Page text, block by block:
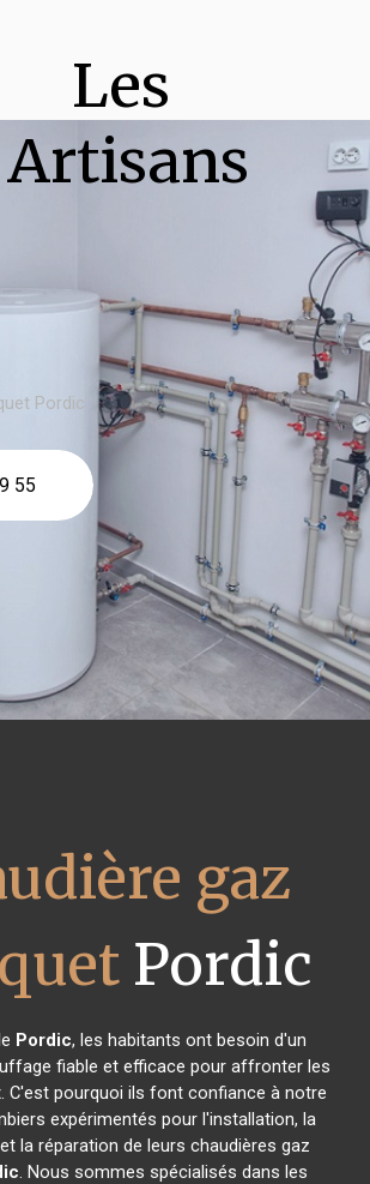
Les
Artisans
Pordic
55
gaz
Pordic
Pordic, les habitants ont besoin d'un
fiable et efficace pour affronter les
C'est pourquoi ils font confiance à notre
expérimentés pour l'installation, la
la réparation de leurs chaudières gaz
. Nous sommes spécialisés dans les